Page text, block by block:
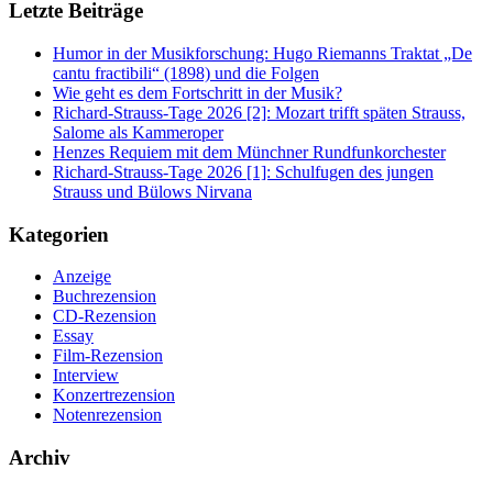
Letzte Beiträge
Humor in der Musikforschung: Hugo Riemanns Traktat „De
cantu fractibili“ (1898) und die Folgen
Wie geht es dem Fortschritt in der Musik?
Richard-Strauss-Tage 2026 [2]: Mozart trifft späten Strauss,
Salome als Kammeroper
Henzes Requiem mit dem Münchner Rundfunkorchester
Richard-Strauss-Tage 2026 [1]: Schulfugen des jungen
Strauss und Bülows Nirvana
Kategorien
Anzeige
Buchrezension
CD-Rezension
Essay
Film-Rezension
Interview
Konzertrezension
Notenrezension
Archiv